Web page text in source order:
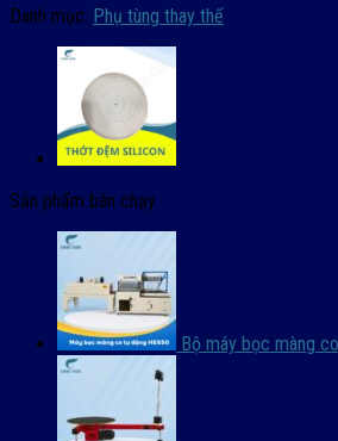
Danh mục: Phụ tùng thay thế
Sản phẩm bán chạy
Bộ máy bọc màng